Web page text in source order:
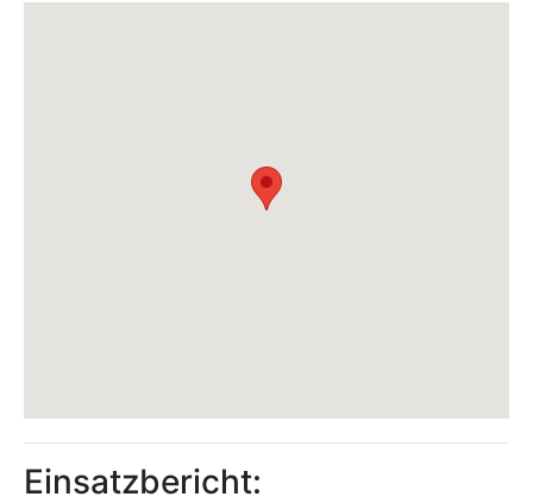
Einsatzbericht: